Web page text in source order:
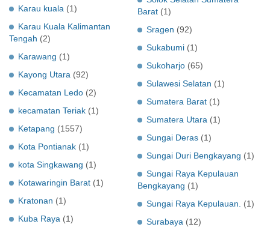
Karau kuala (1)
Karau Kuala Kalimantan
Tengah (2)
Karawang (1)
Kayong Utara (92)
Kecamatan Ledo (2)
kecamatan Teriak (1)
Ketapang (1557)
Kota Pontianak (1)
kota Singkawang (1)
Kotawaringin Barat (1)
Kratonan (1)
Kuba Raya (1)
Barat (1)
Sragen (92)
Sukabumi (1)
Sukoharjo (65)
Sulawesi Selatan (1)
Sumatera Barat (1)
Sumatera Utara (1)
Sungai Deras (1)
Sungai Duri Bengkayang (1)
Sungai Raya Kepulauan
Bengkayang (1)
Sungai Raya Kepulauan.
(1)
Surabaya (12)